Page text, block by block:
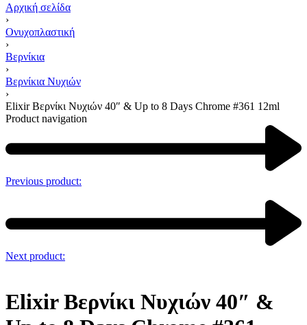
Αρχική σελίδα
›
Ονυχοπλαστική
›
Βερνίκια
›
Βερνίκια Νυχιών
›
Elixir Βερνίκι Νυχιών 40″ & Up to 8 Days Chrome #361 12ml
Product navigation
Previous product:
Next product:
Elixir Βερνίκι Νυχιών 40″ &